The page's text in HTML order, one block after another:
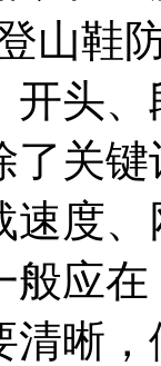
山鞋
开头
了关
速度
般应
清晰